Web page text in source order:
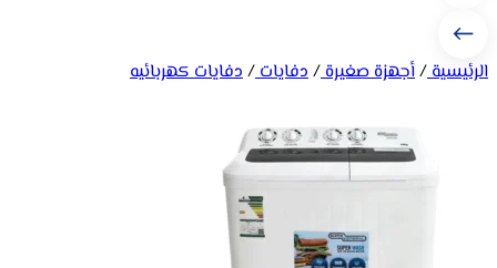
الرئيسية/أجهزة صغيرة/دفايات/دفايات كهربائيه